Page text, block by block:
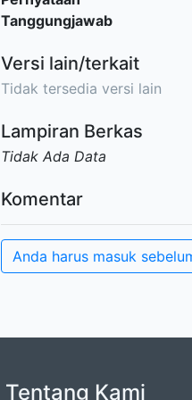
Tanggungjawab
Versi lain/terkait
Tidak tersedia versi lain
Lampiran Berkas
Tidak Ada Data
Komentar
Anda harus masuk
Tentang Kami